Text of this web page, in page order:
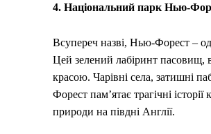
4. Національний парк Нью-
Всупереч назві, Нью-Форест –
Цей зелений лабіринт пасовищ,
красою. Чарівні села, затишні
Форест пам’ятає трагічні
природи на півдні Англії.